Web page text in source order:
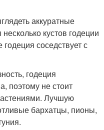
аккуратные
кустов годеции
годеция соседствует с
годеция
поэтому не стоит
Лучшую
бархатцы, пионы,